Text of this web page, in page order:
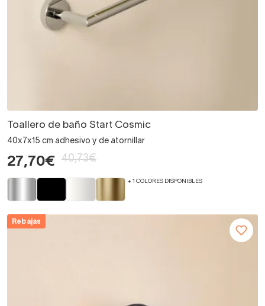
Toallero de baño Start Cosmic
40x7x15 cm adhesivo y de atornillar
27,70€ 40,73€
+ 1 COLORES DISPONIBLES
Rebajas